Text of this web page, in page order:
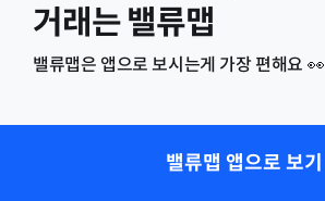
거래는 밸류맵
밸류맵은 앱으로 보시는게 가장 편해요 👀
밸류맵 앱으로 보기